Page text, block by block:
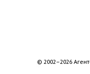
© 2002–2026